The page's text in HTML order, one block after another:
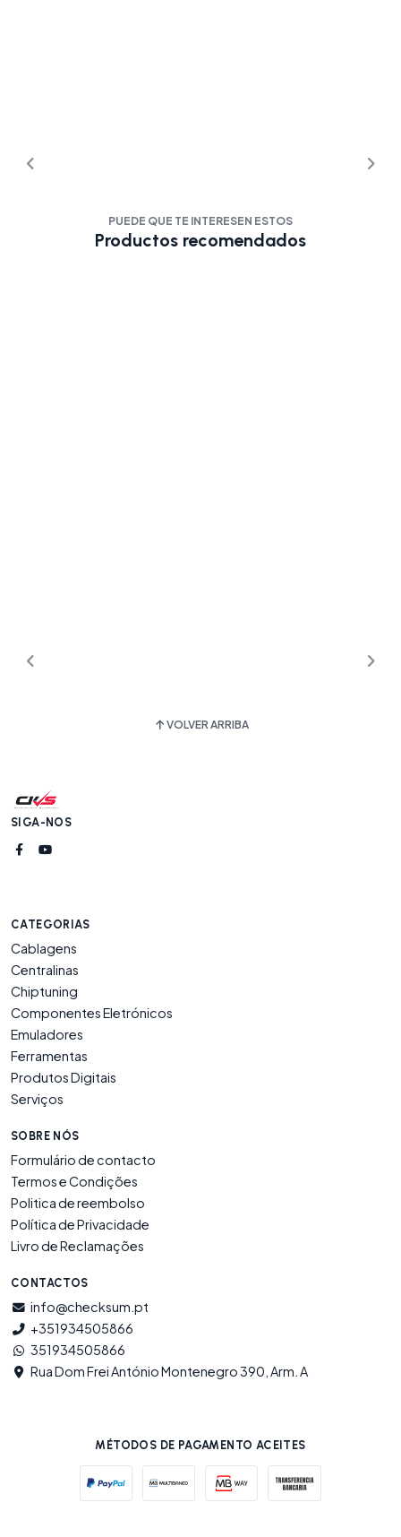
PUEDE QUE TE INTERESEN ESTOS
Productos recomendados
VOLVER ARRIBA
SIGA-NOS
CATEGORIAS
Cablagens
Centralinas
Chiptuning
Componentes Eletrónicos
Emuladores
Ferramentas
Produtos Digitais
Serviços
SOBRE NÓS
Formulário de contacto
Termos e Condições
Politica de reembolso
Política de Privacidade
Livro de Reclamações
CONTACTOS
info@checksum.pt
+351934505866
351934505866
Rua Dom Frei António Montenegro 390, Arm. A
MÉTODOS DE PAGAMENTO ACEITES